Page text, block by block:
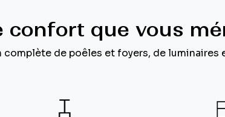
confort que vous
de poêles et foyers, de luminaires